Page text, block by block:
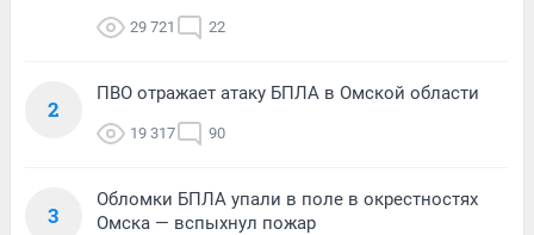
29 721 22
2
ПВО отражает атаку БПЛА в Омской области
19 317 90
3
Обломки БПЛА упали в поле в окрестностях
Омска — вспыхнул пожар